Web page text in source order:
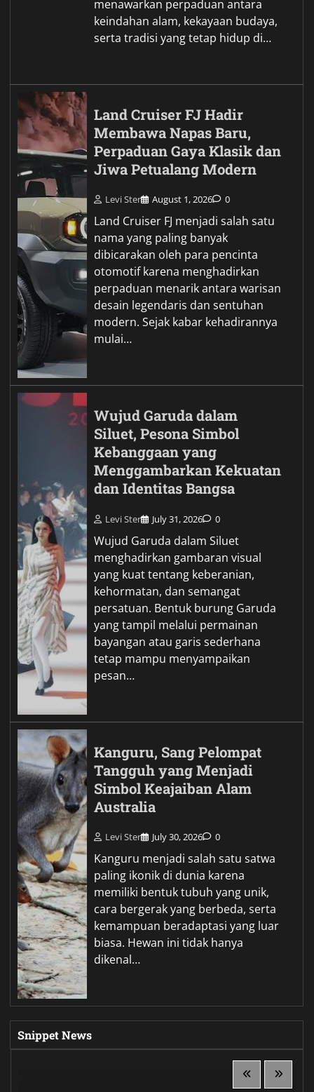
menawarkan perpaduan antara
keindahan alam, kekayaan budaya,
serta tradisi yang tetap hidup di…
Land Cruiser FJ Hadir
Membawa Napas Baru,
Perpaduan Gaya Klasik dan
Jiwa Petualang Modern
Levi Ster August 1, 2026 0
Land Cruiser FJ menjadi salah satu
nama yang paling banyak
dibicarakan oleh para pencinta
otomotif karena menghadirkan
perpaduan menarik antara warisan
desain legendaris dan sentuhan
modern. Sejak kabar kehadirannya
mulai…
Wujud Garuda dalam
Siluet, Pesona Simbol
Kebanggaan yang
Menggambarkan Kekuatan
dan Identitas Bangsa
Levi Ster July 31, 2026 0
Wujud Garuda dalam Siluet
menghadirkan gambaran visual
yang kuat tentang keberanian,
kehormatan, dan semangat
persatuan. Bentuk burung Garuda
yang tampil melalui permainan
bayangan atau garis sederhana
tetap mampu menyampaikan
pesan…
Kanguru, Sang Pelompat
Tangguh yang Menjadi
Simbol Keajaiban Alam
Australia
Levi Ster July 30, 2026 0
Kanguru menjadi salah satu satwa
paling ikonik di dunia karena
memiliki bentuk tubuh yang unik,
cara bergerak yang berbeda, serta
kemampuan beradaptasi yang luar
biasa. Hewan ini tidak hanya
dikenal…
Snippet News